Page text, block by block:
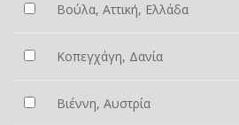
Βούλα, Αττική, Ελλάδα
Κοπεγχάγη, Δανία
Βιέννη, Αυστρία